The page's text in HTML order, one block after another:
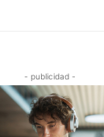
- publicidad -